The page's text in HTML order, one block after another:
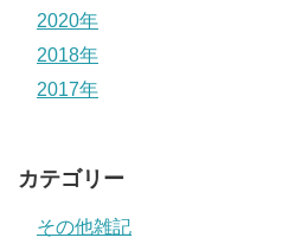
2020年
2018年
2017年
カテゴリー
その他雑記